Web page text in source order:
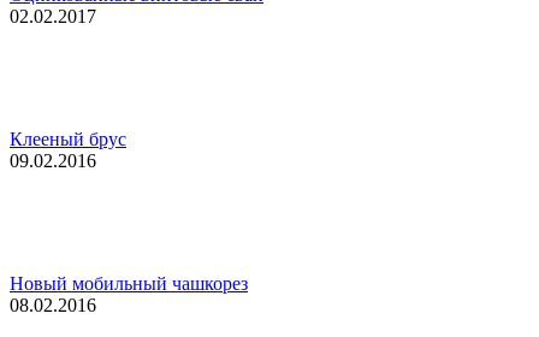
02.02.2017
Клееный брус
09.02.2016
Новый мобильный чашкорез
08.02.2016